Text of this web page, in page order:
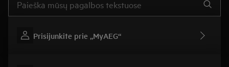
Prisijunkite prie „MyAEG“